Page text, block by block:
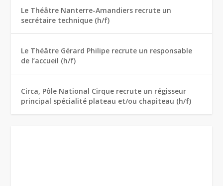
Le Théâtre Nanterre-Amandiers recrute un
secrétaire technique (h/f)
Le Théâtre Gérard Philipe recrute un responsable
de l’accueil (h/f)
Circa, Pôle National Cirque recrute un régisseur
principal spécialité plateau et/ou chapiteau (h/f)